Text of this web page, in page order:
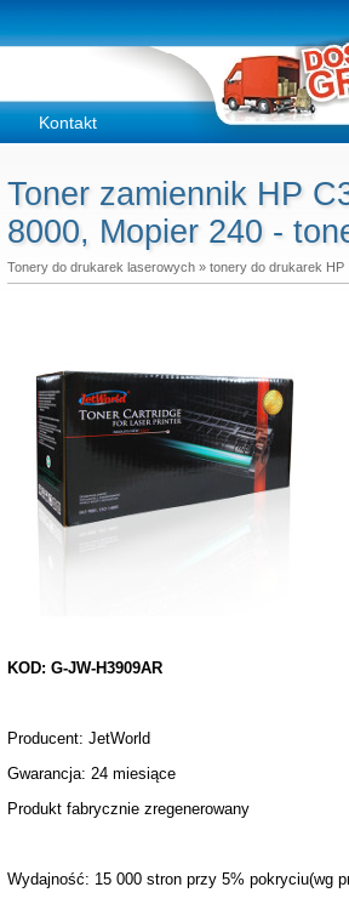
Kontakt
Toner zamiennik HP
8000, Mopier 240 -
Tonery do drukarek laserowych » tonery do drukarek HP
KOD: G-JW-H3909AR
Producent: JetWorld
Gwarancja: 24 miesiące
Produkt fabrycznie zregenerowany
Wydajność: 15 000 stron przy 5% pokryciu(wg